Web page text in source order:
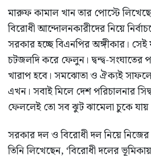
মারুফ কামাল খান তার পোস্টে
বিরোধী আন্দোলনকারীদের নিয়ে
সরকার হচ্ছে বিএনপির অঙ্গীকার। সেই
চটজলদি করে ফেলুন। দ্বন্দ্ব-সংঘাতের
খারাপ হবে। সমঝোতা ও ঐক্যই
এখন। সবাই মিলে দেশ পরিচালনার
ফেললেই তো সব ঝুট ঝামেলা চুকে
সরকার দল ও বিরোধী দল নিয়ে নিজের
তিনি লিখেছেন, ‘বিরোধী দলের